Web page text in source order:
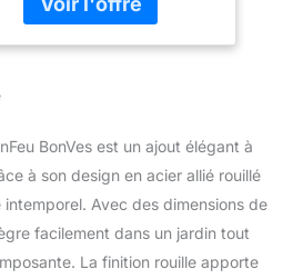
formats : Ø34 CM et Ø45
ACIER ROUILLÉ
DURABLE, ce brasero a
une ALLURE ROBUSTE
L'acier perforé offre non
seulement une belle vue
BonVes est un ajout élégant à
à son design en acier allié rouillé
Avec des dimensions de
facilement dans un jardin tout
La finition rouille apporte